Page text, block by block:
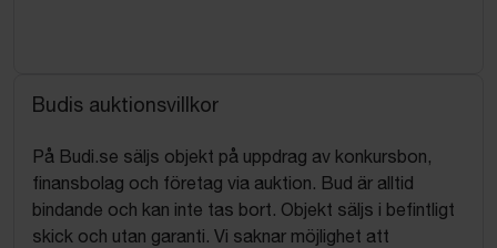
Budis auktionsvillkor
På Budi.se säljs objekt på uppdrag av konkursbon,
finansbolag och företag via auktion. Bud är alltid
bindande och kan inte tas bort. Objekt säljs i befintligt
skick och utan garanti. Vi saknar möjlighet att